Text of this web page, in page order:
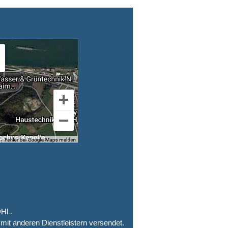
anderen Dienstleistern versendet.